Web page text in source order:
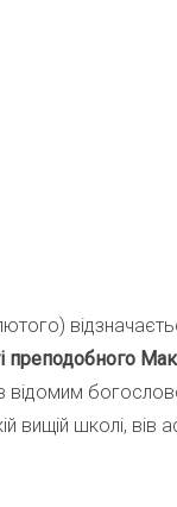
преподобного
відомим
вищій школі, вів